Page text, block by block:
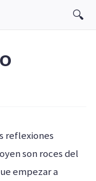
🔍
reflexiones
son roces del
empezar a